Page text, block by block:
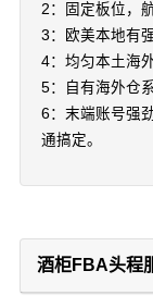
2：固定板位，
3：欧美本地有
4：均匀本土海
5：自有海外仓
6：末端账号强
通搞定。
酒柜FBA头程